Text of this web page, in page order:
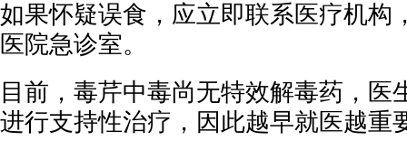
如果怀疑误食，应立即联系医疗机构
医院急诊室。
目前，毒芹中毒尚无特效解毒药，医
进行支持性治疗，因此越早就医越重